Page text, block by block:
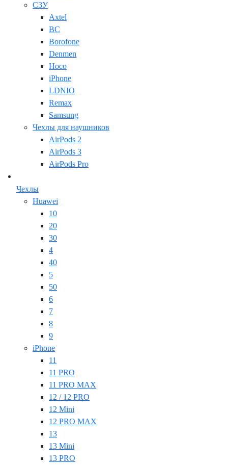
СЗУ
Axtel
BC
Borofone
Denmen
Hoco
iPhone
LDNIO
Remax
Samsung
Чехлы для наушников
AirPods 2
AirPods 3
AirPods Pro
Чехлы
Huawei
10
20
30
4
40
5
50
6
7
8
9
iPhone
11
11 PRO
11 PRO MAX
12 / 12 PRO
12 Mini
12 PRO MAX
13
13 Mini
13 PRO